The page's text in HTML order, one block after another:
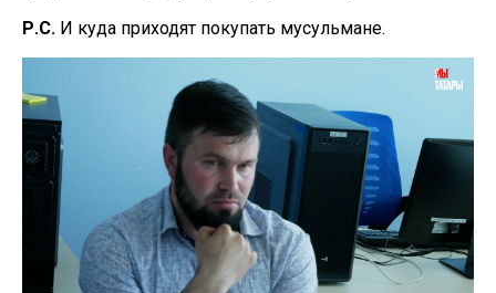
Р.С. И куда приходят покупать мусульмане.